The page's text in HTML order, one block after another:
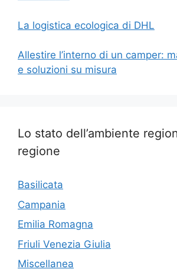
La logistica ecologica di DHL
Allestire l’interno di un camper:
e soluzioni su misura
Lo stato dell’ambiente
regione
Basilicata
Campania
Emilia Romagna
Friuli Venezia Giulia
Miscellanea